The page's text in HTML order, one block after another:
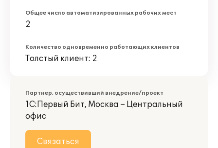
Общее число автоматизированных рабочих мест
2
Количество одновременно работающих клиентов
Толстый клиент: 2
Партнер, осуществивший внедрение/проект
1С:Первый Бит, Москва – Центральный
офис
Связаться